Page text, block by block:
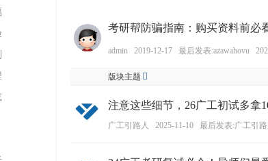
考研帮防骗指南：购买资料前必
admin 2019-12-17 最后发表:azawahovu
版块主题
注意这些细节，26广工初试多拿
广工引路人 2025-11-10 最后发表:广工引路